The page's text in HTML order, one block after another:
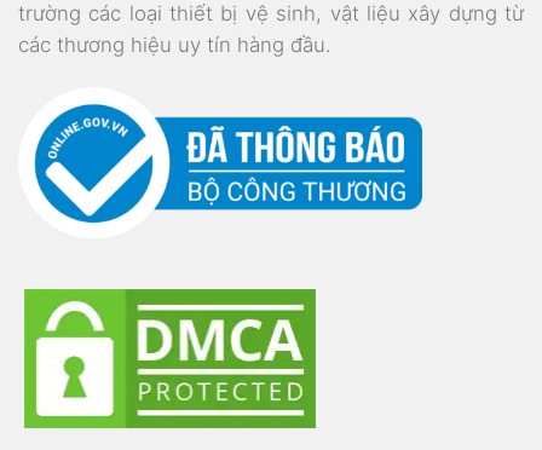
trường các loại thiết bị vệ sinh, vật liệu xây dựng từ
các thương hiệu uy tín hàng đầu.